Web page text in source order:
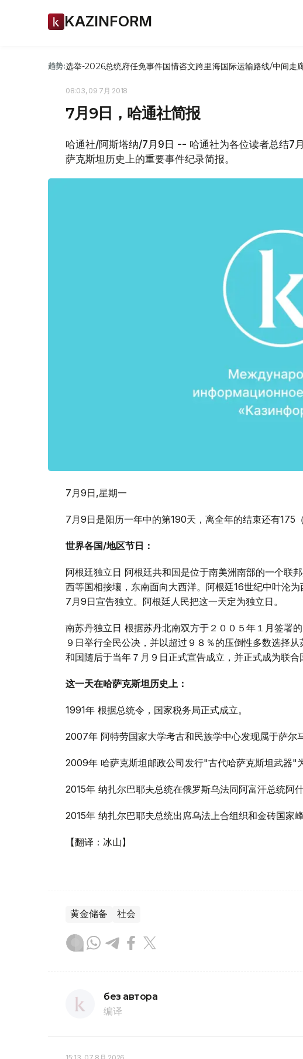
KAZINFORM
趋势:选举-2026总统府任免事件国情咨文跨里海国际运输路线/中间走
08:03, 09 7月 2018
7月9日，哈通社简报
哈通社/阿斯塔纳/7月9日 -- 哈通社为各位读者总结7
萨克斯坦历史上的重要事件纪录简报。
7月9日,星期一
7月9日是阳历一年中的第190天，离全年的结束还有175
世界各国/地区节日：
阿根廷独立日 阿根廷共和国是位于南美洲南部的一个联
西等国相接壤，东南面向大西洋。阿根廷16世纪中叶沦
7月9日宣告独立。阿根廷人民把这一天定为独立日。
南苏丹独立日 根据苏丹北南双方于２００５年１月签署
９日举行全民公决，并以超过９８％的压倒性多数选择
和国随后于当年７月９日正式宣告成立，并正式成为联合
这一天在哈萨克斯坦历史上：
1991年 根据总统令，国家税务局正式成立。
2007年 阿特劳国家大学考古和民族学中心发现属于萨尔
2009年 哈萨克斯坦邮政公司发行"古代哈萨克斯坦武器"
2015年 纳扎尔巴耶夫总统在俄罗斯乌法同阿富汗总统阿什
2015年 纳扎尔巴耶夫总统出席乌法上合组织和金砖国家峰
【翻译：冰山】
黄金储备 社会
без автора
编译